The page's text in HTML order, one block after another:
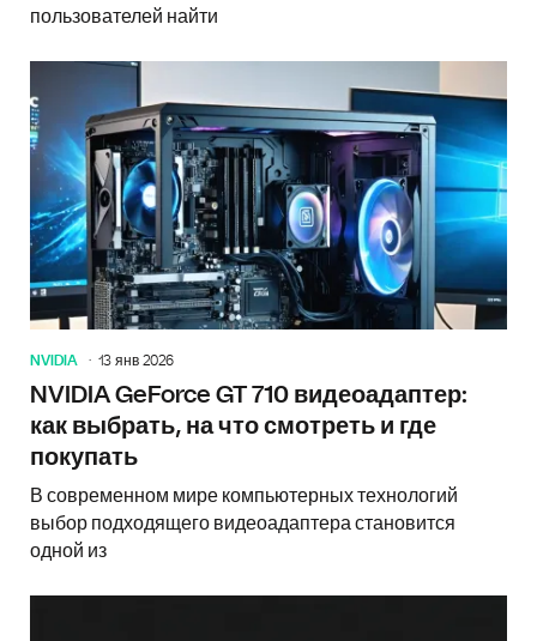
пользователей найти
NVIDIA 13 янв 2026
NVIDIA GeForce GT 710 видеоадаптер:
как выбрать, на что смотреть и где
покупать
В современном мире компьютерных технологий
выбор подходящего видеоадаптера становится
одной из